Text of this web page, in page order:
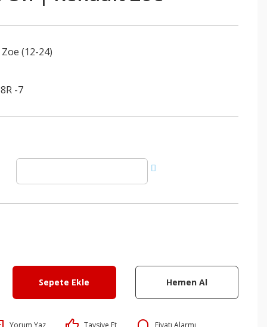
Zoe (12-24)
-7
Sepete Ekle Hemen Al
Yorum Yaz Tavsiye Et Fiyatı Alarmı